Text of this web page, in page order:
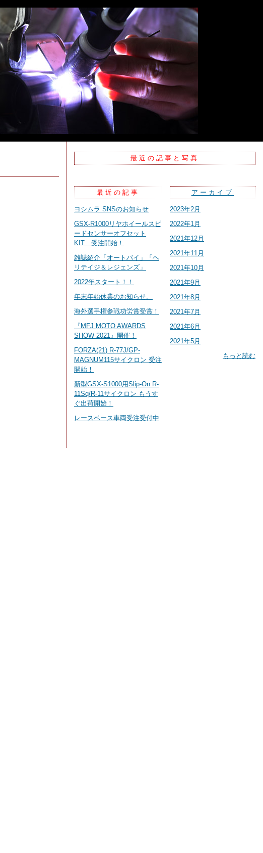
最近の記事と写真
最近の記事
ヨシムラ SNSのお知らせ
GSX-R1000リヤホイールスピ
ードセンサーオフセット
KIT 受注開始！
雑誌紹介「オートバイ」「ヘ
リテイジ＆レジェンズ」
2022年スタート！！
年末年始休業のお知らせ。
海外選手権参戦功労賞受賞！
『MFJ MOTO AWARDS
SHOW 2021』開催！
FORZA(21) R-77J/GP-
MAGNUM115サイクロン 受注
開始！
新型GSX-S1000用Slip-On R-
11Sq/R-11サイクロン もうす
ぐ出荷開始！
レースベース車両受注受付中
アーカイブ
2023年2月
2022年1月
2021年12月
2021年11月
2021年10月
2021年9月
2021年8月
2021年7月
2021年6月
2021年5月
もっと読む